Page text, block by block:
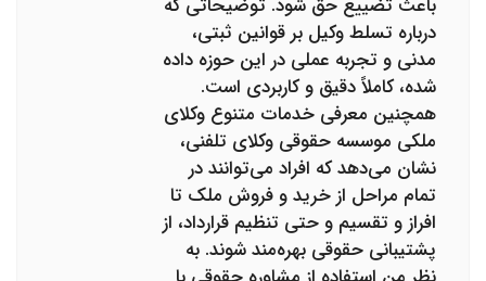
باعث تضییع حق شود. توضیحاتی که
درباره تسلط وکیل بر قوانین ثبتی،
مدنی و تجربه عملی در این حوزه داده
شده، کاملاً دقیق و کاربردی است.
همچنین معرفی خدمات متنوع وکلای
ملکی موسسه حقوقی وکلای تلفنی،
نشان می‌دهد که افراد می‌توانند در
تمام مراحل از خرید و فروش ملک تا
افراز و تقسیم و حتی تنظیم قرارداد، از
پشتیبانی حقوقی بهره‌مند شوند. به